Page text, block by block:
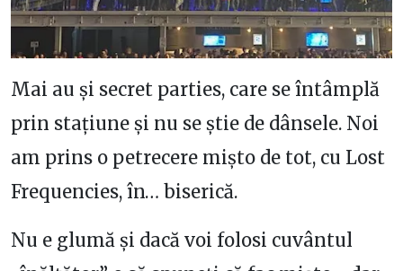
Mai au și secret parties, care se întâmplă
prin stațiune și nu se știe de dânsele. Noi
am prins o petrecere mișto de tot, cu Lost
Frequencies, în… biserică.
Nu e glumă și dacă voi folosi cuvântul